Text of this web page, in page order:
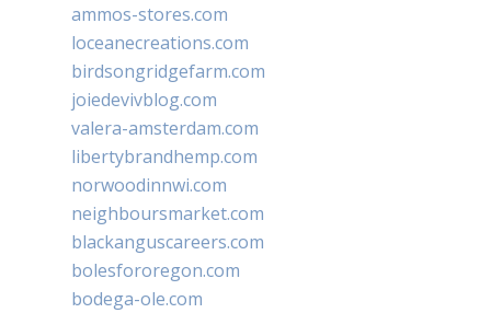
ammos-stores.com
loceanecreations.com
birdsongridgefarm.com
joiedevivblog.com
valera-amsterdam.com
libertybrandhemp.com
norwoodinnwi.com
neighboursmarket.com
blackanguscareers.com
bolesfororegon.com
bodega-ole.com